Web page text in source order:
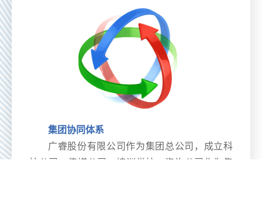
集团协同体系
广睿股份有限公司作为集团总公司，成立科
技公司、传媒公司、培训学校、咨询公司作为集